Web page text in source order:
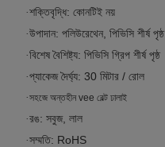
·শক্তিবৃদ্ধি: কোনটিই নয়
·উপাদান: পলিউরেথেন, পিভিসি শীর্ষ পৃষ্ঠ
·বিশেষ বৈশিষ্ট্য: পিভিসি গ্রিপ শীর্ষ পৃষ্ঠ
·প্যাকেজ দৈর্ঘ্য: 30 মিটার / রোল
·সহজে অন্তহীন vee বেল্ট ঢালাই
·রঙ: সবুজ, লাল
·সম্মতি: RoHS